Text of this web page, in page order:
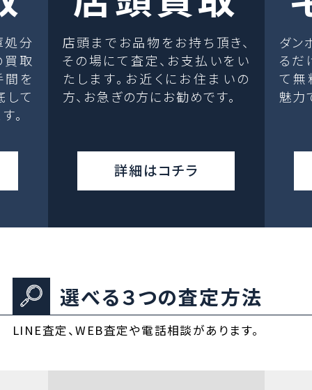
処分
取
間を
して
。
店頭までお品物をお持ち頂き、
その場にて査定、お支払いをい
たします。お近くにお住まいの
方、お急ぎの方にお勧めです。
詳細はコチラ
ダン
るだ
て無
魅力
選べる３つの査定方法
LINE査定、WEB査定や電話相談があります。